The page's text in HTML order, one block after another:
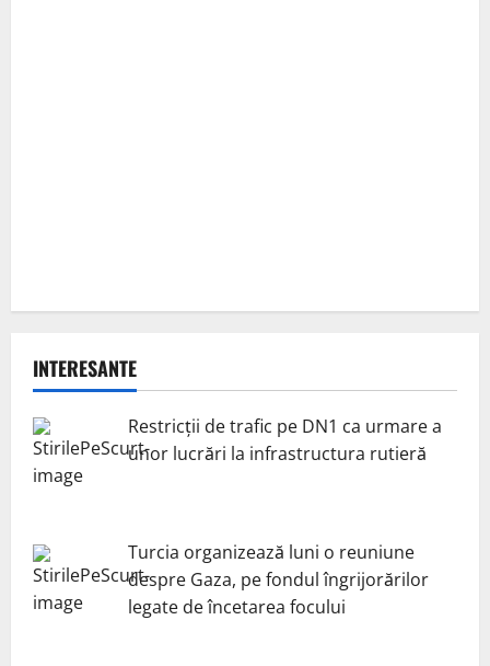
INTERESANTE
Restricții de trafic pe DN1 ca urmare a
unor lucrări la infrastructura rutieră
Turcia organizează luni o reuniune
despre Gaza, pe fondul îngrijorărilor
legate de încetarea focului